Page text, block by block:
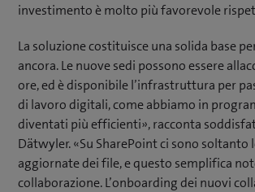
investimento è molto più favorevole
La soluzione costituisce una solida base
ancora. Le nuove sedi possono essere
ore, ed è disponibile l’infrastruttura per
di lavoro digitali, come abbiamo in
diventati più efficienti», racconta
Dätwyler. «Su SharePoint ci sono soltanto
aggiornate dei file, e questo semplifica
collaborazione. L’onboarding dei nuovi